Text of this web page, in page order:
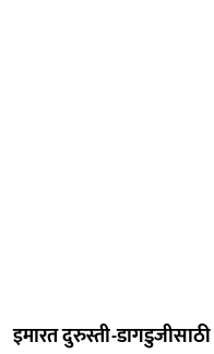
इमारत दुरुस्ती-